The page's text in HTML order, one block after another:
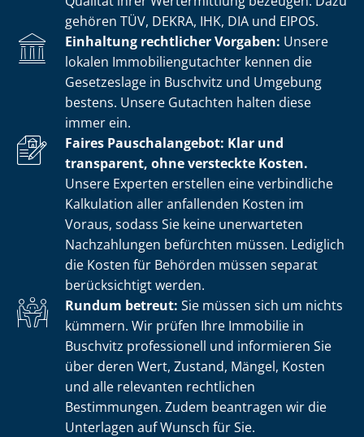
gehören TÜV, DEKRA, IHK, DIA und EIPOS.
Einhaltung rechtlicher Vorgaben: Unsere
lokalen Im­mo­bi­li­en­gut­ach­ter kennen die
Gesetzeslage in Buschvitz und Umgebung
bestens. Unsere Gutachten halten diese
immer ein.
Faires Pauschalangebot: Klar und
transparent, ohne versteckte Kosten.
Unsere Experten erstellen eine verbindliche
Kalkulation aller anfallenden Kosten im
Voraus, sodass Sie keine unerwarteten
Nachzahlungen befürchten müssen. Lediglich
die Kosten für Behörden müssen separat
berücksichtigt werden.
Rundum betreut: Sie müssen sich um nichts
kümmern. Wir prüfen Ihre Immobilie in
Buschvitz professionell und informieren Sie
über deren Wert, Zustand, Mängel, Kosten
und alle relevanten rechtlichen
Bestimmungen. Zudem beantragen wir die
Unterlagen auf Wunsch für Sie.